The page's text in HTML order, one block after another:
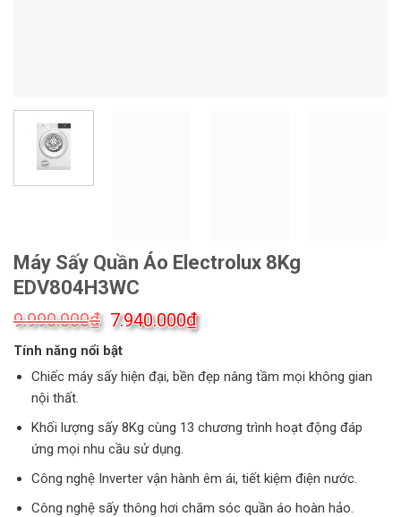
Máy Sấy Quần Áo Electrolux 8Kg
EDV804H3WC
9.990.000₫ Giá
gốc
là:
9.990.000₫.
7.940.000₫Giá
hiện
là:
7.940.000₫.
Tính năng nổi bật
Chiếc máy sấy hiện đại, bền đẹp nâng tầm mọi không gian
nội thất.
Khối lượng sấy 8Kg cùng 13 chương trình hoạt động đáp
ứng mọi nhu cầu sử dụng.
Công nghệ Inverter vận hành êm ái, tiết kiệm điện nước.
Công nghệ sấy thông hơi chăm sóc quần áo hoàn hảo.